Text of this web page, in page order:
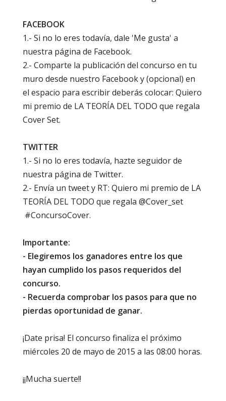
FACEBOOK
1.- Si no lo eres todavía, dale 'Me gusta' a
nuestra página de Facebook.
2.- Comparte la publicación del concurso en tu
muro desde nuestro Facebook y (opcional) en
el espacio para escribir deberás colocar: Quiero
mi premio de LA TEORÍA DEL TODO que regala
Cover Set.
TWITTER
1.- Si no lo eres todavía, hazte seguidor de
nuestra página de Twitter.
2.- Envía un tweet y RT: Quiero mi premio de LA
TEORÍA DEL TODO que regala @Cover_set
#ConcursoCover.
Importante:
- Elegiremos los ganadores entre los que
hayan cumplido los pasos requeridos del
concurso.
- Recuerda comprobar los pasos para que no
pierdas oportunidad de ganar.
¡Date prisa! El concurso finaliza el próximo
miércoles 20 de mayo de 2015 a las 08:00 horas.
¡¡Mucha suerte!!